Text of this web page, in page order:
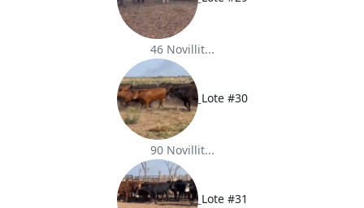
46 Novillit...
Lote #30
90 Novillit...
Lote #31